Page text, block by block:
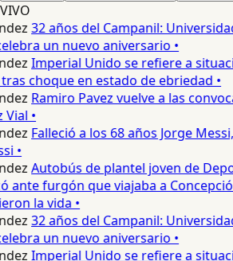
VIVO
32 años del Campanil:
un nuevo aniversario •
Imperial Unido se refiere a
choque en estado de ebriedad •
Ramiro Pavez vuelve a las
•
Falleció a los 68 años Jorge
•
Autobús de plantel joven de
ante furgón que viajaba a
la vida •
32 años del Campanil:
un nuevo aniversario •
Imperial Unido se refiere a